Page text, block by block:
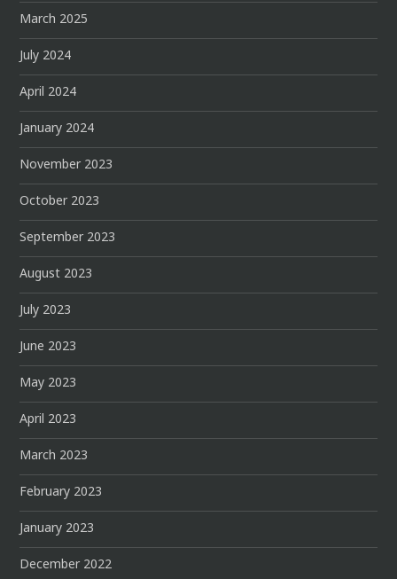
March 2025
July 2024
April 2024
January 2024
November 2023
October 2023
September 2023
August 2023
July 2023
June 2023
May 2023
April 2023
March 2023
February 2023
January 2023
December 2022